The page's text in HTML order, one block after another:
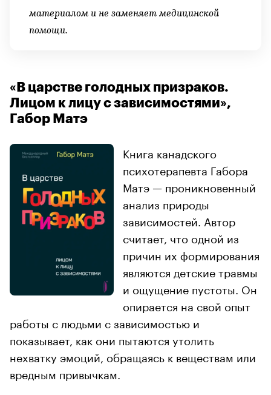
материалом и не заменяет медицинской
помощи.
«В царстве голодных призраков.
Лицом к лицу с зависимостями»,
Габор Матэ
Книга канадского
психотерапевта Габора
Матэ — проникновенный
анализ природы
зависимостей. Автор
считает, что одной из
причин их формирования
являются детские травмы
и ощущение пустоты. Он
опирается на свой опыт
работы с людьми с зависимостью и
показывает, как они пытаются утолить
нехватку эмоций, обращаясь к веществам или
вредным привычкам.